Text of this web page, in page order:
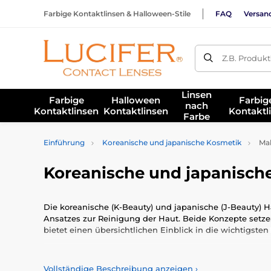
Farbige Kontaktlinsen & Halloween-Stile FAQ
Z.B.
Farbige
Kontaktlinsen
Halloween
Kontaktlinsen
Linsen
nach
Farbe
Einführung Koreanische und japanische Kosmetik
Koreanische und
Die koreanische (K-Beauty) und japanische (J-
Ansatzes zur Reinigung der Haut. Beide Konzepte
bietet einen übersichtlichen Einblick in die
Vollständige Beschreibung anzeigen ›